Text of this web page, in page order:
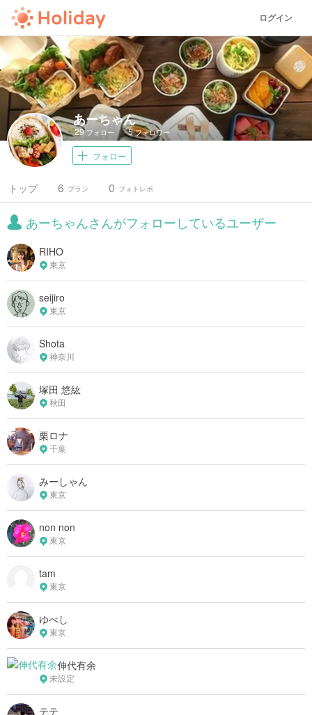
ログイン
あーちゃん
29 フォロー 5フォロワー
フォロー
トップ プラン
6 フォトレポ
0
あーちゃんさんがフォローしているユーザー
RIHO
東京
seijiro
東京
Shota
神奈川
塚田 悠紘
秋田
栗ロナ
千葉
みーしゃん
東京
non non
東京
tam
東京
ゆべし
東京
伸代有余
未設定
テテ